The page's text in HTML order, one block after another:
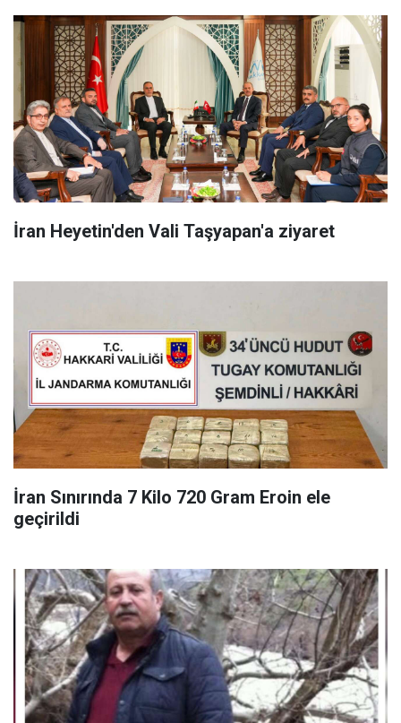
İran Heyetin'den Vali Taşyapan'a ziyaret
İran Sınırında 7 Kilo 720 Gram Eroin ele
geçirildi